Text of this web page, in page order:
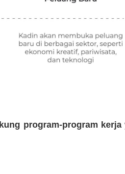
program-program kerja